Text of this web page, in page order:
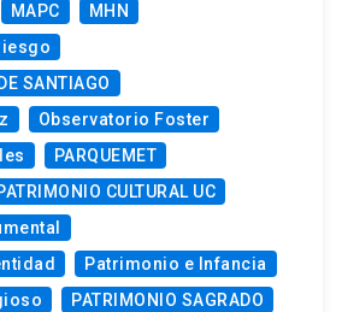
MAPC
MHN
SANTIAGO
Observatorio Foster
PARQUEMET
CULTURAL UC
Patrimonio e Infancia
PATRIMONIO SAGRADO